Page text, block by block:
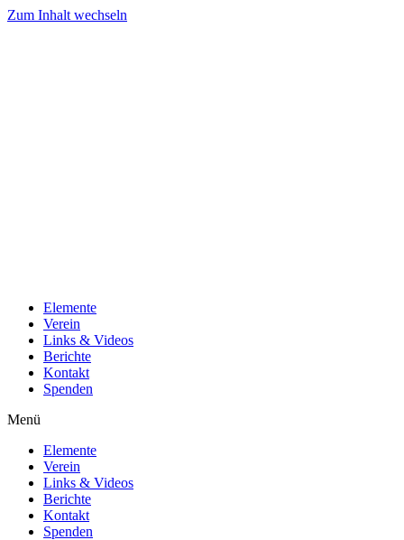
Zum Inhalt wechseln
Elemente
Verein
Links & Videos
Berichte
Kontakt
Spenden
Menü
Elemente
Verein
Links & Videos
Berichte
Kontakt
Spenden